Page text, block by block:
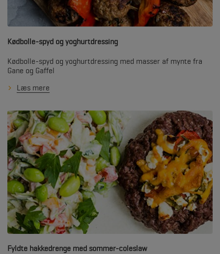
Kødbolle-spyd og yoghurtdressing
Kødbolle-spyd og yoghurtdressing med masser af mynte fra
Gane og Gaffel
Læs mere
Fyldte hakkedrenge med sommer-coleslaw